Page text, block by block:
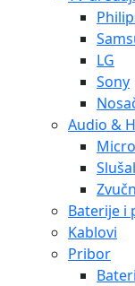
LG
Sony
Audio &
Baterije i
Kablovi
Pribor